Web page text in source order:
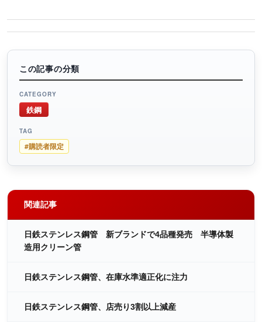
この記事の分類
CATEGORY
鉄鋼
TAG
#購読者限定
関連記事
日鉄ステンレス鋼管 新ブランドで4品種発売 半導体製
造用クリーン管
日鉄ステンレス鋼管、在庫水準適正化に注力
日鉄ステンレス鋼管、店売り3割以上減産